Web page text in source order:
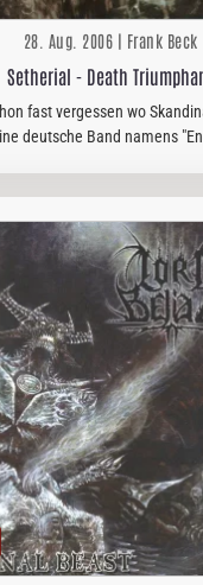
28. Aug. 2006 | Frank Beck
Setherial - Death
fast vergessen wo
deutsche Band namens